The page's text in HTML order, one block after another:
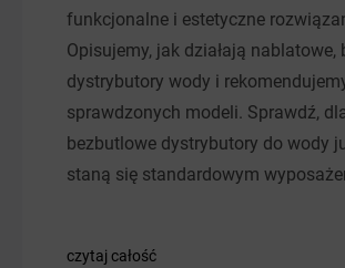
funkcjonalne i estetyczne
Opisujemy, jak działają nablatowe,
dystrybutory wody i
sprawdzonych modeli. Sprawdź,
bezbutlowe dystrybutory do wody
staną się standardowym
czytaj całość